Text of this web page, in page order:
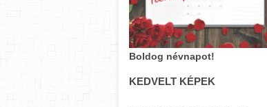
Boldog névnapot!
KEDVELT KÉPEK